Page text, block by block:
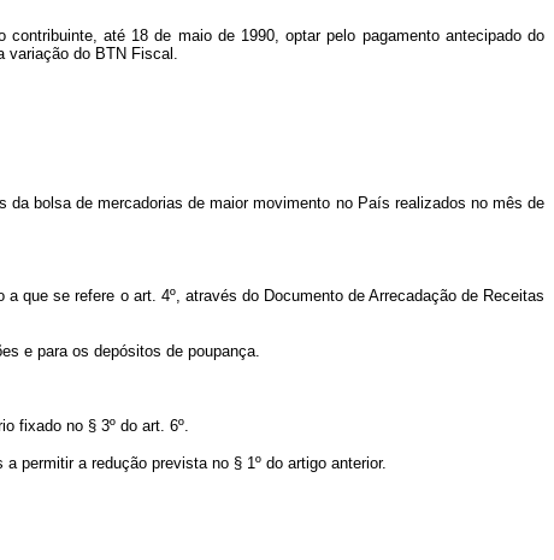
até 18 de maio de 1990, optar pelo pagamento antecipado do
variação do BTN Fiscal.
bolsa de mercadorias de maior movimento no País realizados no mês de
que se refere o art. 4º, através do Documento de Arrecadação de Receitas
e para os depósitos de poupança.
fixado no § 3º do art. 6º.
permitir a redução prevista no § 1º do artigo anterior.